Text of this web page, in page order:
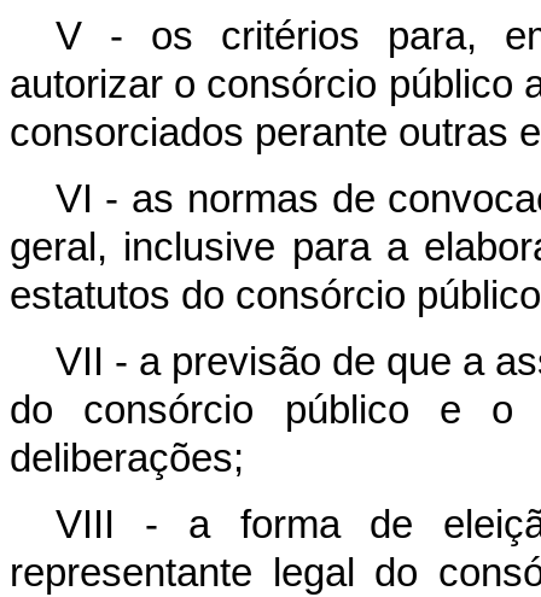
V - os critérios para,
autorizar o consórcio público
consorciados perante outras
VI - as normas de
geral, inclusive para a
estatutos do consórcio
VII - a previsão de que a
do consórcio público e
deliberações;
VIII - a forma de
representante legal do